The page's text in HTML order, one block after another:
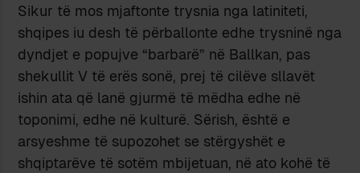
Sikur të mos mjaftonte trysnia nga latiniteti,
shqipes iu desh të përballonte edhe trysninë nga
dyndjet e popujve “barbarë” në Ballkan, pas
shekullit V të erës sonë, prej të cilëve sllavët
ishin ata që lanë gjurmë të mëdha edhe në
toponimi, edhe në kulturë. Sërish, është e
arsyeshme të supozohet se stërgyshët e
shqiptarëve të sotëm mbijetuan, në ato kohë të